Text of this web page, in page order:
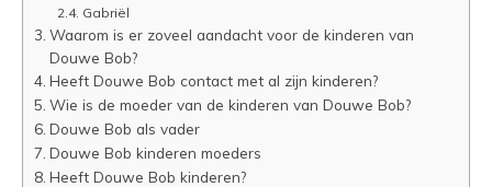
Gabriël
Waarom is er zoveel aandacht voor de kinderen van
Douwe Bob?
Heeft Douwe Bob contact met al zijn kinderen?
Wie is de moeder van de kinderen van Douwe Bob?
Douwe Bob als vader
Douwe Bob kinderen moeders
Heeft Douwe Bob kinderen?